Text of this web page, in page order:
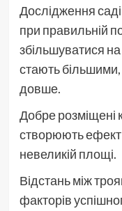
Дослідження
при правильній
збільшуватися на
стають більшими,
довше.
Добре розміщені
створюють ефект
невеликій площі.
Відстань між
факторів